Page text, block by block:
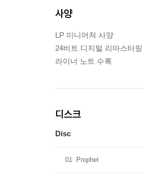
사양
LP 미니어쳐 사양
24비트 디지털 리마스터링
라이너 노트 수록
디스크
Disc
01 Prophet